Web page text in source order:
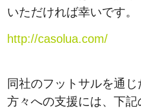
いただければ幸いです。
http://casolua.com/
同社のフットサルを通
方々への支援には、下記